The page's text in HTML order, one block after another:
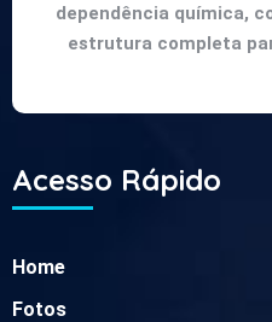
dependência química,
estrutura completa
Acesso Rápido
Home
Fotos